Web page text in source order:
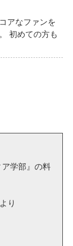
アなファンを
初めての方も
学部』の料
り